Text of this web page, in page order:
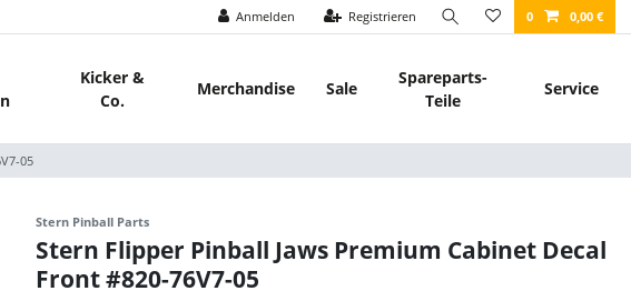
Anmelden Registrieren 0 0,00 €
Kicker &
Co.
Merchandise Sale
Spareparts-
Teile
Service
05
Stern Pinball Parts
Stern Flipper Pinball Jaws Premium Cabinet Decal
Front #820-76V7-05